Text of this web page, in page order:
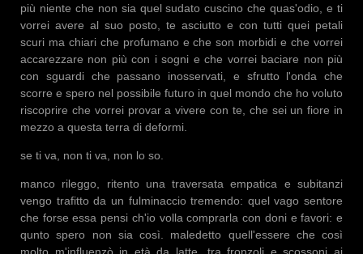
più niente che non sia quel sudato cuscino che quas'odio, e ti
vorrei avere al suo posto, te asciutto e con tutti quei petali
scuri ma chiari che profumano e che son morbidi e che vorrei
accarezzare non più con i sogni e che vorrei baciare non più
con sguardi che passano inosservati, e sfrutto l'onda che
scorre e spero nel possibile futuro in quel mondo che ho voluto
riscoprire che vorrei provar a vivere con te, che sei un fiore in
mezzo a questa terra di deformi.
se ti va, non ti va, non lo so.
manco rileggo, ritento una traversata empatica e subitanzi
vengo trafitto da un fulminaccio tremendo: quel vago sentore
che forse essa pensi ch'io volla comprarla con doni e favori: e
qunto spero non sia così. maledetto quell'essere che così